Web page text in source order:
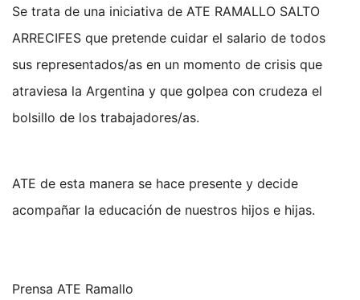
Se trata de una iniciativa de ATE RAMALLO SALTO
ARRECIFES que pretende cuidar el salario de todos
sus representados/as en un momento de crisis que
atraviesa la Argentina y que golpea con crudeza el
bolsillo de los trabajadores/as.
ATE de esta manera se hace presente y decide
acompañar la educación de nuestros hijos e hijas.
Prensa ATE Ramallo